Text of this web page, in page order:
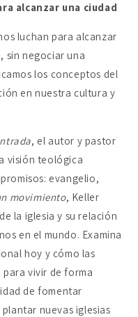
alcanzar una ciudad
luchan para alcanzar
sin negociar una
los conceptos del
en nuestra cultura y
, el autor y pastor
visión teológica
evangelio,
movimiento, Keller
la iglesia y su relación
en el mundo. Examina
hoy y cómo las
vivir de forma
de fomentar
nuevas iglesias